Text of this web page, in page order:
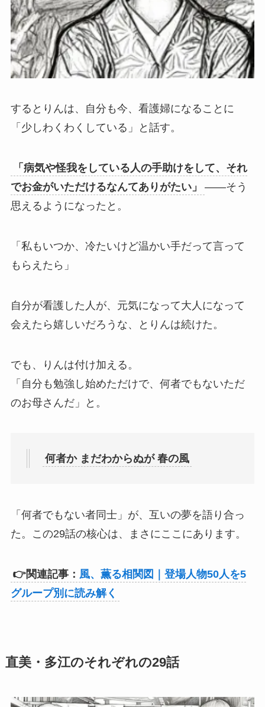
するとりんは、自分も今、看護婦になることに
「少しわくわくしている」と話す。
「病気や怪我をしている人の手助けをして、それ
でお金がいただけるなんてありがたい」
——そう
思えるようになったと。
「私もいつか、冷たいけど温かい手だって言って
もらえたら」
自分が看護した人が、元気になって大人になって
会えたら嬉しいだろうな、とりんは続けた。
でも、りんは付け加える。
「自分も勉強し始めただけで、何者でもないただ
のお母さんだ」と。
何者か まだわからぬが 春の風
「何者でもない者同士」が、互いの夢を語り合っ
た。この29話の核心は、まさにここにあります。
👉関連記事： 風、薫る相関図｜登場人物50人を5
グループ別に読み解く
直美・多江のそれぞれの29話